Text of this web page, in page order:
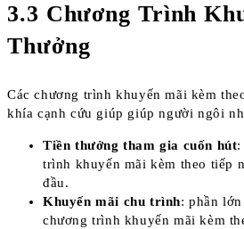
3.3 Chương Trình
Thưởng
Các chương trình khuyến mãi kèm
khía cạnh cứu giúp giúp người ngôi
Tiền thưởng tham gia cuốn hút:
trình khuyến mãi kèm theo tiếp
đầu.
Khuyến mãi chu trình: phần
chương trình khuyến mãi kèm